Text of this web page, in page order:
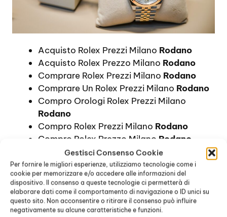
Gestisci Consenso Cookie
Per fornire le migliori esperienze, utilizziamo tecnologie come i
cookie per memorizzare e/o accedere alle informazioni del
dispositivo. Il consenso a queste tecnologie ci permetterà di
elaborare dati come il comportamento di navigazione o ID unici su
questo sito. Non acconsentire o ritirare il consenso può influire
negativamente su alcune caratteristiche e funzioni.
Acquisto Rolex Prezzi Milano Rodano
Acquisto Rolex Prezzo Milano Rodano
Comprare Rolex Prezzi Milano Rodano
Comprare Un Rolex Prezzi Milano Rodano
Compro Orologi Rolex Prezzi Milano
Rodano
Compro Rolex Prezzi Milano Rodano
Compro Rolex Prezzo Milano Rodano
Compro Rolex Quanto Costa Milano
Rodano
Compro Rolex Usati A Chi Rivolgersi
MilanoRodano
Compro Rolex Usati Informazioni Milano